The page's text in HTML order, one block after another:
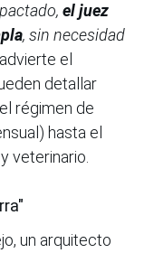
el juez
, sin necesidad
el
detallar
régimen de
hasta el
veterinario.
un arquitecto